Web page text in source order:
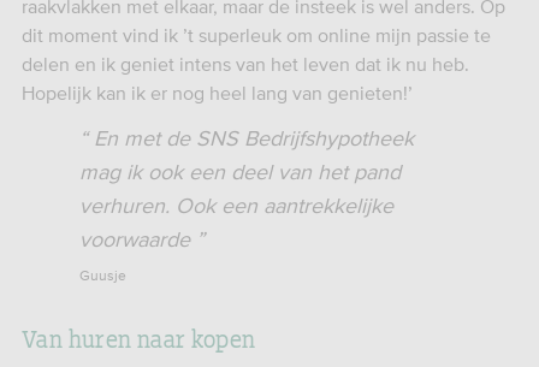
raakvlakken met elkaar, maar de insteek is wel anders. Op
dit moment vind ik ’t superleuk om online mijn passie te
delen en ik geniet intens van het leven dat ik nu heb.
Hopelijk kan ik er nog heel lang van genieten!’
En met de SNS Bedrijfshypotheek
mag ik ook een deel van het pand
verhuren. Ook een aantrekkelijke
voorwaarde
Guusje
Van huren naar kopen